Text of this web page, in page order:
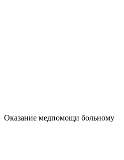
Оказание медпомощи больному